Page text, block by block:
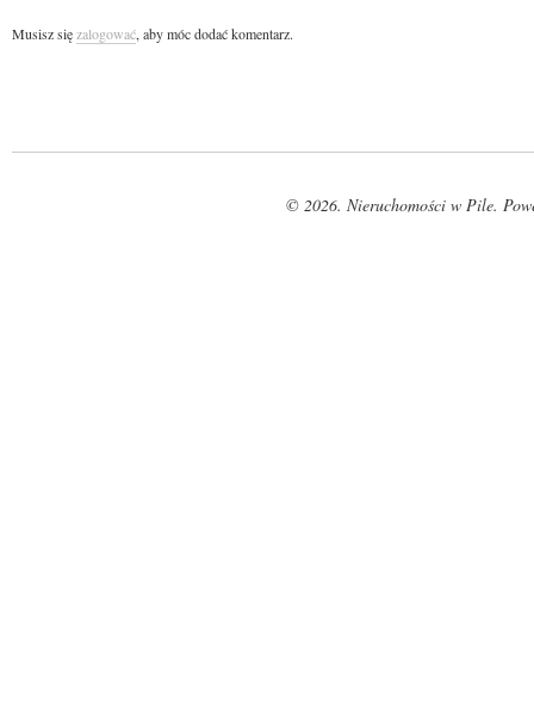
Musisz sięzalogować, aby móc dodać komentarz.
© 2026. Nieruchomości w Pile.